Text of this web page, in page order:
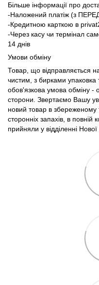
Більше інформації про
-Наложений платіж (з
-Кредитною карткою в
-Через касу чи термінал
14 днів
Умови обміну
Товар, що відправляється
чистим, з бирками упаковка
обов'язкова умова обміну -
сторони. Звертаємо Вашу
новий товар в збереженому
сторонніх запахів, в повній
прийняли у відділенні